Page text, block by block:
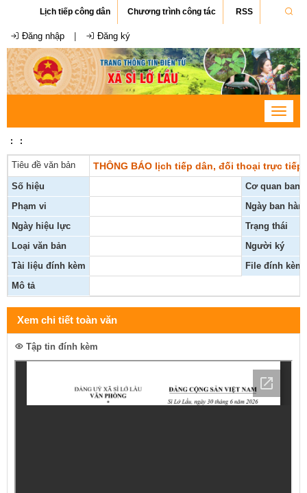
Lịch tiếp công dân Chương trình công tác RSS
Đăng nhập Đăng ký
Toggle
: :
Tiêu đề văn bản THÔNG BÁO lịch tiếp dân, đối thoại trực
Số hiệu
Cơ quan ban
Phạm vi
Ngày ban
Ngày hiệu lực
Trạng thái
Loại văn bản
Người ký
Tài liệu đính kèm
File đính kèm
Mô tả
Xem chi tiết toàn văn
Tập tin đính kèm